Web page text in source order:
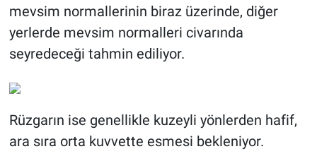
mevsim normallerinin biraz üzerinde, diğer
yerlerde mevsim normalleri civarında
seyredeceği tahmin ediliyor.
Rüzgarın ise genellikle kuzeyli yönlerden hafif,
ara sıra orta kuvvette esmesi bekleniyor.